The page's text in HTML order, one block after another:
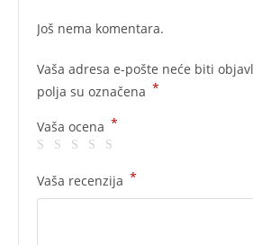
Još nema komentara.
Vaša adresa e-pošte neće biti
polja su označena *
Vaša ocena *
Vaša recenzija *